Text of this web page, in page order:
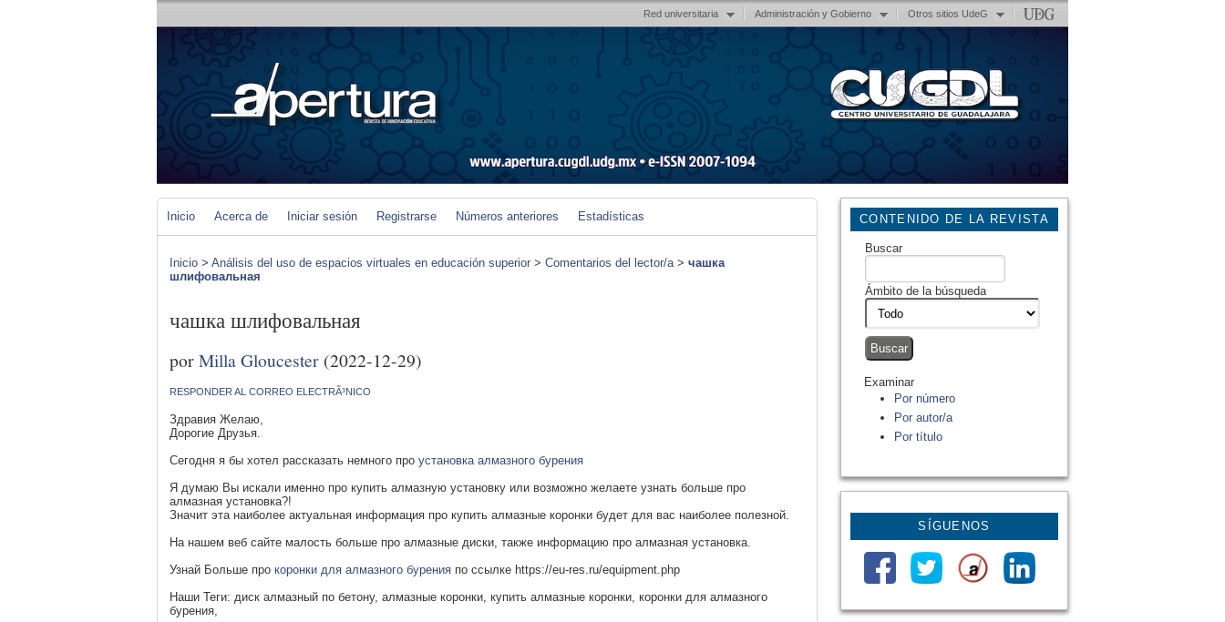
Red universitaria Administración y Gobierno Otros sitios UdeG
CONTENIDO DE LA REVISTA
Buscar
Ámbito de la búsqueda
Examinar
Por número
Por autor/a
Por título
SÍGUENOS
Inicio Acerca de Iniciar sesión Registrarse Números anteriores Estadísticas
Inicio > Análisis del uso de espacios virtuales en educación superior > Comentarios del lector/a> чашка
шлифовальная
чашка шлифовальная
porMilla Gloucester (2022-12-29)
RESPONDER AL CORREO ELECTRÃ³NICO
Здравия Желаю,
Дорогие Друзья.
Сегодня я бы хотел рассказать немного про установка алмазного бурения
Я думаю Вы искали именно про купить алмазную установку или возможно желаете узнать больше про
алмазная установка?!
Значит эта наиболее актуальная информация про купить алмазные коронки будет для вас наиболее полезной.
На нашем веб сайте малость больше про алмазные диски, также информацию про алмазная установка.
Узнай Больше про коронки для алмазного бурения по ссылке https://eu-res.ru/equipment.php
Наши Теги: диск алмазный по бетону, алмазные коронки, купить алмазные коронки, коронки для алмазного
бурения,